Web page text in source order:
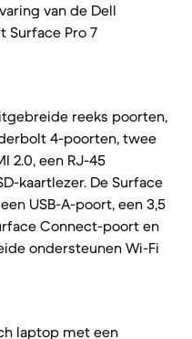
van de Dell
Surface Pro 7
reeks poorten,
4-poorten, twee
2.0, een RJ-45
kaartlezer. De Surface
USB-A-poort, een 3,5
Connect-poort en
ondersteunen Wi-Fi
laptop met een